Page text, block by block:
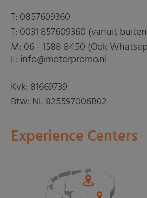
T: 0857609360
T: 0031 857609360 (vanuit
M: 06 - 1588 8450 (Ook
E: info@motorpromo.nl
Kvk: 81669739
Btw: NL 825597006B02
Experience Centers